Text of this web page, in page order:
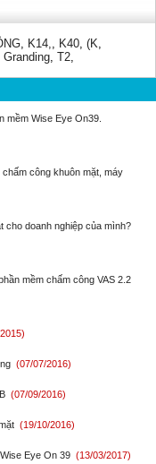
, K14,, K40, (K,
Granding, T2,
mềm Wise Eye On39.
công khuôn mặt, máy
cho doanh nghiệp của mình?
mềm chấm công VAS 2.2
(07/07/2016)
(07/09/2016)
(19/10/2016)
Eye On 39 (13/03/2017)